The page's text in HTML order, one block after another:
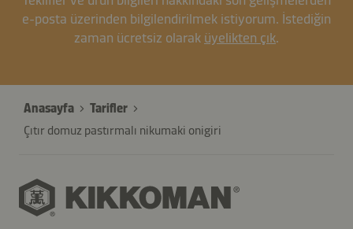
e-posta üzerinden bilgilendirilmek istiyorum. İstediğin
zaman ücretsiz olarak üyelikten çık.
Anasayfa
Tarifler
Çıtır domuz pastırmalı nikumaki onigiri